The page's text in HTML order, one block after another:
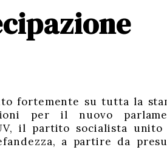
fortemente su tutta la
per il nuovo
il partito socialista unito
a partire da